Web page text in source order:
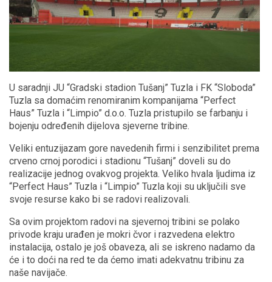
U saradnji JU “Gradski stadion Tušanj” Tuzla i FK “Sloboda”
Tuzla sa domaćim renomiranim kompanijama “Perfect
Haus” Tuzla i “Limpio” d.o.o. Tuzla pristupilo se farbanju i
bojenju određenih dijelova sjeverne tribine.
Veliki entuzijazam gore navedenih firmi i senzibilitet prema
crveno crnoj porodici i stadionu “Tušanj” doveli su do
realizacije jednog ovakvog projekta. Veliko hvala ljudima iz
“Perfect Haus” Tuzla i “Limpio” Tuzla koji su uključili sve
svoje resurse kako bi se radovi realizovali.
Sa ovim projektom radovi na sjevernoj tribini se polako
privode kraju urađen je mokri čvor i razvedena elektro
instalacija, ostalo je još obaveza, ali se iskreno nadamo da
će i to doći na red te da ćemo imati adekvatnu tribinu za
naše navijače.